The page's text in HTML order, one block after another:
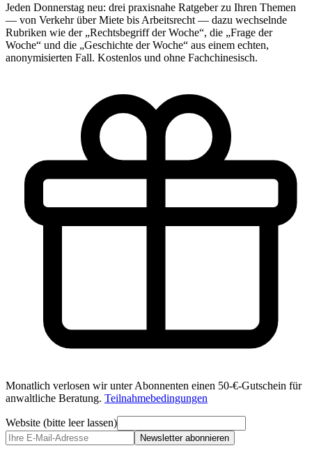
Jeden Donnerstag neu: drei praxisnahe Ratgeber zu Ihren Themen
— von Verkehr über Miete bis Arbeitsrecht — dazu wechselnde
Rubriken wie der „Rechtsbegriff der Woche“, die „Frage der
Woche“ und die „Geschichte der Woche“ aus einem echten,
anonymisierten Fall. Kostenlos und ohne Fachchinesisch.
Monatlich verlosen wir unter Abonnenten einen 50-€-Gutschein für
anwaltliche Beratung. Teilnahmebedingungen
Website (bitte leer lassen)
Newsletter abonnieren